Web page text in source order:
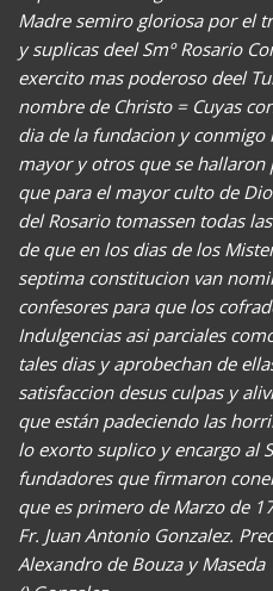
Madre semiro gloriosa por el
y suplicas deel Smº Rosario
exercito mas poderoso deel
nombre de Christo = Cuyas
dia de la fundacion y conmigo
mayor y otros que se hallaron
que para el mayor culto de
del Rosario tomassen todas
de que en los dias de los
septima constitucion van
confesores para que los
Indulgencias asi parciales
tales dias y aprobechan de
satisfaccion desus culpas y
que están padeciendo las
lo exorto suplico y encargo al
fundadores que firmaron
que es primero de Marzo de
Fr. Juan Antonio Gonzalez.
Alexandro de Bouza y Maseda